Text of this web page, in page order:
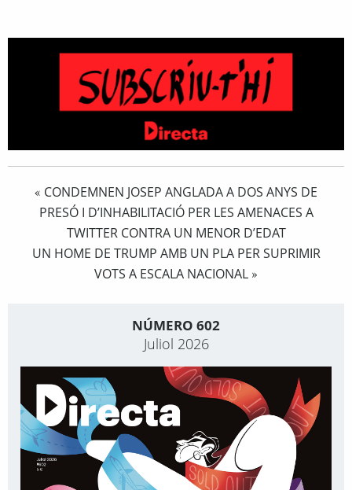
« CONDEMNEN JOSEP ANGLADA A DOS ANYS DE
PRESÓ I D’INHABILITACIÓ PER LES AMENACES A
TWITTER CONTRA UN MENOR D’EDAT
UN HOME DE TRUMP AMB UN PLA PER SUPRIMIR
VOTS A ESCALA NACIONAL »
NÚMERO 602
Juliol 2026